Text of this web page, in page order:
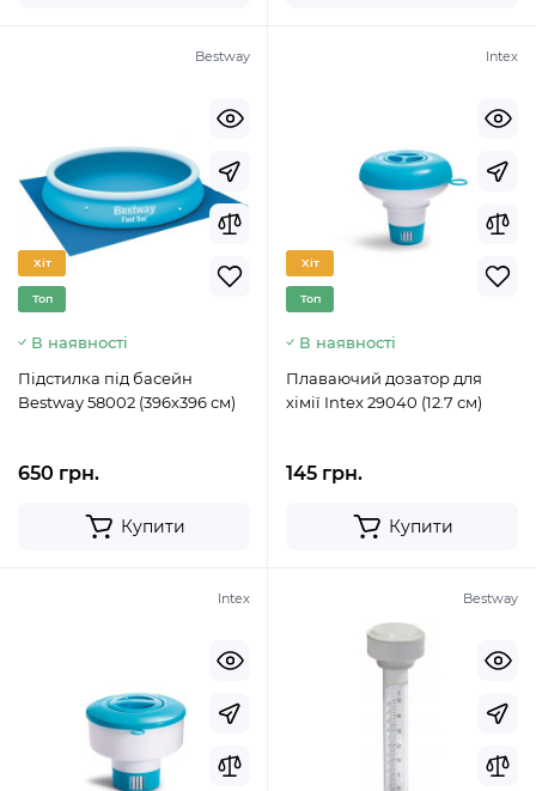
Bestway
Хіт
Топ
В наявності
Підстилка під басейн
Bestway 58002 (396х396 см)
650 грн.
Купити
Intex
Хіт
Топ
В наявності
Плаваючий дозатор для
хімії Intex 29040 (12.7 см)
145 грн.
Купити
Intex Bestway